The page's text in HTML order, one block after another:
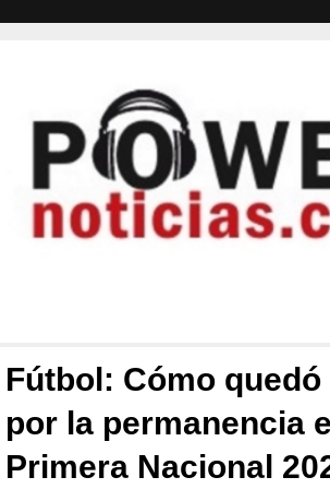
Fútbol: Cómo quedó
por la permanencia
Primera Nacional